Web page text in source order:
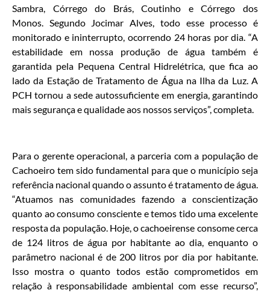
Sambra, Córrego do Brás, Coutinho e Córrego dos
Monos. Segundo Jocimar Alves, todo esse processo é
monitorado e ininterrupto, ocorrendo 24 horas por dia. “A
estabilidade em nossa produção de água também é
garantida pela Pequena Central Hidrelétrica, que fica ao
lado da Estação de Tratamento de Água na Ilha da Luz. A
PCH tornou a sede autossuficiente em energia, garantindo
mais segurança e qualidade aos nossos serviços”, completa.
Para o gerente operacional, a parceria com a população de
Cachoeiro tem sido fundamental para que o município seja
referência nacional quando o assunto é tratamento de água.
“Atuamos nas comunidades fazendo a conscientização
quanto ao consumo consciente e temos tido uma excelente
resposta da população. Hoje, o cachoeirense consome cerca
de 124 litros de água por habitante ao dia, enquanto o
parâmetro nacional é de 200 litros por dia por habitante.
Isso mostra o quanto todos estão comprometidos em
relação à responsabilidade ambiental com esse recurso”,